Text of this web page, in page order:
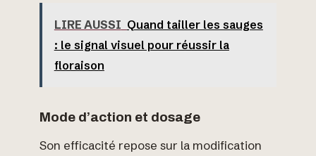
LIRE AUSSI Quand tailler les sauges
: le signal visuel pour réussir la
floraison
Mode d’action et dosage
Son efficacité repose sur la modification